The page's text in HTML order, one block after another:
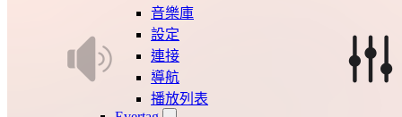
音樂庫
設定
連接
導航
播放列表